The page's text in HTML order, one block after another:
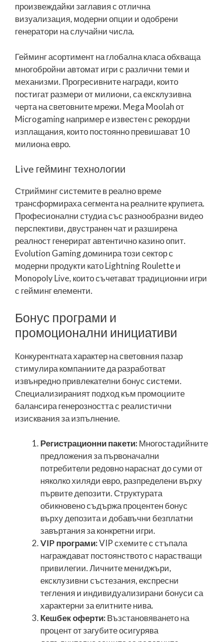
произвеждайки заглавия с отлична
визуализация, модерни опции и одобрени
генератори на случайни числа.
Гейминг асортимент на глобална класа обхваща
многобройни автомат игри с различни теми и
механизми. Прогресивните награди, които
постигат размери от милиони, са ексклузивна
черта на световните мрежи. Mega Moolah от
Microgaming например е известен с рекордни
изплащания, които постоянно превишават 10
милиона евро.
Live гейминг технологии
Стрийминг системите в реално време
трансформираха сегмента на реалните крупиета.
Професионални студиа със разнообразни видео
перспективи, двустранен чат и разширена
реалност генерират автентично казино опит.
Evolution Gaming доминира този сектор с
модерни продукти като Lightning Roulette и
Monopoly Live, които съчетават традиционни игри
с гейминг елементи.
Бонус програми и
промоционални инициативи
Конкурентната характер на световния пазар
стимулира компаниите да разработват
извънредно привлекателни бонус системи.
Специализираният подход към промоциите
балансира генерозността с реалистични
изисквания за изпълнение.
Регистрационни пакети:Многостадийните
предложения за първоначални
потребители редовно нараснат до суми от
няколко хиляди евро, разпределени върху
първите депозити. Структурата
обикновено съдържа процентен бонус
върху депозита и добавъчни безплатни
завъртания за конкретни игри.
VIP програми:VIP схемите с стъпала
награждават постоянството с нарастващи
привилегии. Личните мениджъри,
ексклузивни състезания, експресни
тегления и индивидуализирани бонуси са
характерни за елитните нива.
Кешбек оферти:Възстановяването на
процент от загубите осигурява